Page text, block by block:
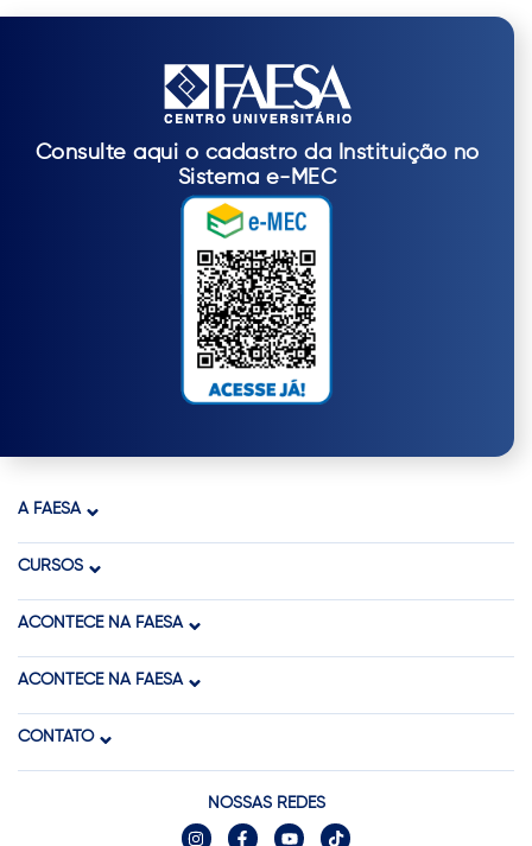
Consulte aqui o cadastro da Instituição no
Sistema e-MEC
A FAESA
CURSOS
ACONTECE NA FAESA
ACONTECE NA FAESA
CONTATO
NOSSAS REDES